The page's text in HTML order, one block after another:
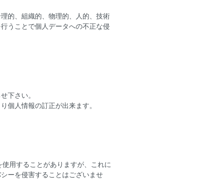
的、組織的、物理的、人的、技術
うことで個人データへの不正な侵
下さい。
個人情報の訂正が出来ます。
用することがありますが、これに
ーを侵害することはございませ